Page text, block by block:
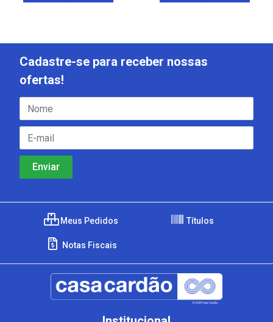
Cadastre-se para receber nossas
ofertas!
Meus Pedidos Títulos
Notas Fiscais